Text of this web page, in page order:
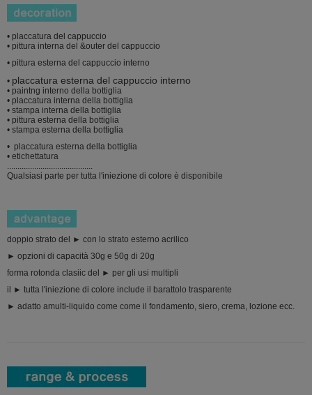
• placcatura del cappuccio
• pittura interna del &outer del cappuccio
• pittura esterna del cappuccio interno
• placcatura esterna del cappuccio interno
• paintng interno della bottiglia
• placcatura interna della bottiglia
• stampa interna della bottiglia
• pittura esterna della bottiglia
• stampa esterna della bottiglia
• placcatura esterna della bottiglia
• etichettatura
.........................................
Qualsiasi parte per tutta l'iniezione di colore è disponibile
doppio strato del ► con lo strato esterno acrilico
► opzioni di capacità 30g e 50g di 20g
forma rotonda clasiic del ► per gli usi multipli
il ► tutta l'iniezione di colore include il barattolo trasparente
► adatto amulti-liquido come come il fondamento, siero, crema, lozione ecc.